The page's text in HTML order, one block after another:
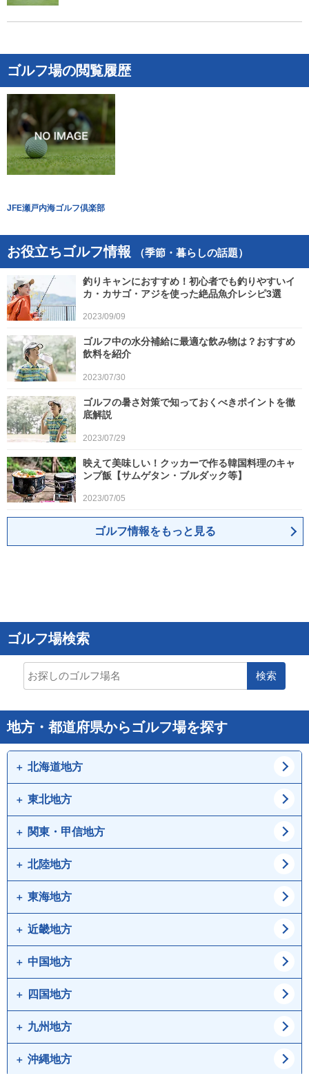
ゴルフ場の閲覧履歴
JFE瀬戸内海ゴルフ倶楽部
お役立ちゴルフ情報 （季節・暮らしの話題）
釣りキャンにおすすめ！初心者でも釣りやすいイ
カ・カサゴ・アジを使った絶品魚介レシピ3選
2023/09/09
ゴルフ中の水分補給に最適な飲み物は？おすすめ
飲料を紹介
2023/07/30
ゴルフの暑さ対策で知っておくべきポイントを徹
底解説
2023/07/29
映えて美味しい！クッカーで作る韓国料理のキャ
ンプ飯【サムゲタン・ブルダック等】
2023/07/05
ゴルフ情報をもっと見る
ゴルフ場検索
検索
地方・都道府県からゴルフ場を探す
北海道地方
道北
道央
東北地方
青森県
宮城県
山形県
関東・甲信地方
東京都
埼玉県
茨城県
群馬県
長野県
北陸地方
新潟県
石川県
東海地方
愛知県
静岡県
近畿地方
大阪府
京都府
奈良県
中国地方
鳥取県
岡山県
山口県
四国地方
徳島県
愛媛県
九州地方
福岡県沖縄地方